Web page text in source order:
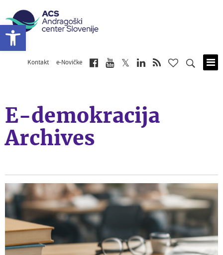
Kontakt e-Novičke
E-demokracija
Archives
Open toolbar